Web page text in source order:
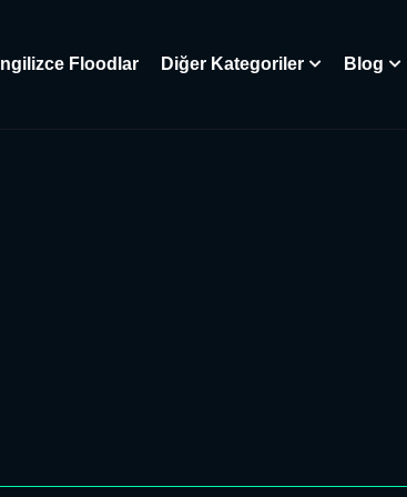
İngilizce Floodlar Diğer Kategoriler Blog